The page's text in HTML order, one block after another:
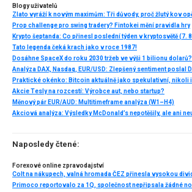
Blogy uživatelů
Prop challenge pro swing tradery? Fintokei mění pravidla hry
Tato legenda čeká krach jako v roce 1987!
Dosáhne SpaceX do roku 2030 tržeb ve výši 1 bilionu dolarů?
Akcie Tesly na rozcestí: Výrobce aut, nebo startup?
Měnový pár EUR/AUD: Multitimeframe analýza (W1–H4)
Naposledy čtené:
Forexové online zpravodajství